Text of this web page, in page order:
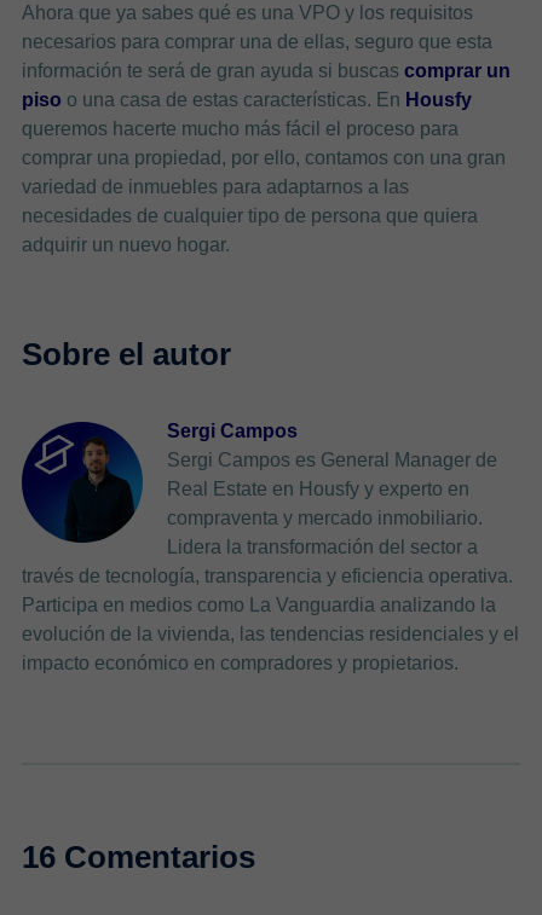
Ahora que ya sabes qué es una VPO y los requisitos
necesarios para comprar una de ellas, seguro que esta
información te será de gran ayuda si buscas comprar un
piso o una casa de estas características. En Housfy
queremos hacerte mucho más fácil el proceso para
comprar una propiedad, por ello, contamos con una gran
variedad de inmuebles para adaptarnos a las
necesidades de cualquier tipo de persona que quiera
adquirir un nuevo hogar.
Sergi Campos
Sergi Campos es General Manager de
Real Estate en Housfy y experto en
compraventa y mercado inmobiliario.
Lidera la transformación del sector a
través de tecnología, transparencia y eficiencia operativa.
Participa en medios como La Vanguardia analizando la
evolución de la vivienda, las tendencias residenciales y el
impacto económico en compradores y propietarios.
16 Comentarios